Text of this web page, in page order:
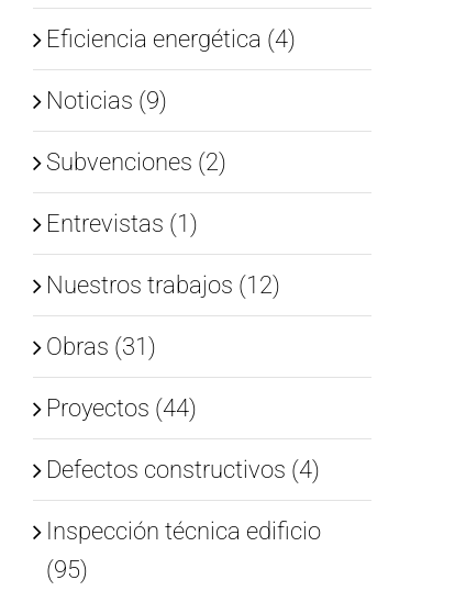
Eficiencia energética (4)
Noticias (9)
Subvenciones (2)
Entrevistas (1)
Nuestros trabajos (12)
Obras (31)
Proyectos (44)
Defectos constructivos (4)
Inspección técnica edificio
(95)